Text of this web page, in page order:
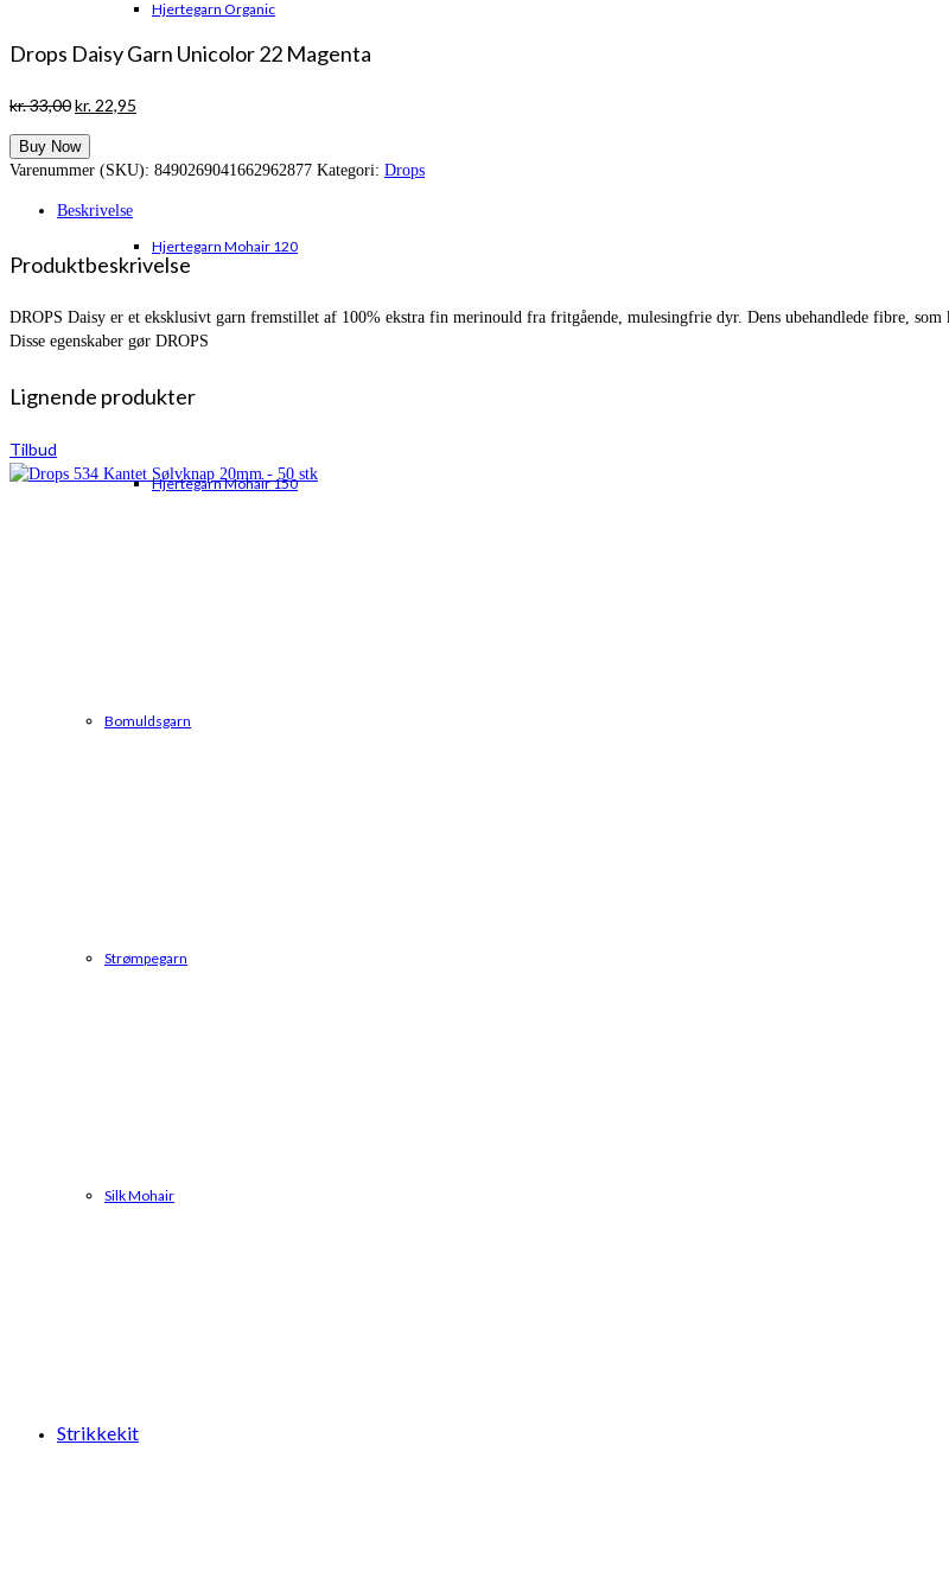
Hjertegarn Organic
Hjertegarn Mohair 120
Hjertegarn Mohair 150
Bomuldsgarn
Strømpegarn
Silk Mohair
Strikkekit
Drops Daisy Garn Unicolor 22 Magenta
kr.33,00Den
pris
var:
kr. 22,95
er:
Buy Now
Varenummer (SKU): 8490269041662962877 Kategori: Drops
Beskrivelse
Produktbeskrivelse
DROPS Daisy er et eksklusivt garn fremstillet af 100% ekstra fin merinould fra fritgående, mulesingfrie dyr. Dens ubehandlede fibre,
Disse egenskaber gør DROPS
Lignende produkter
Tilbud